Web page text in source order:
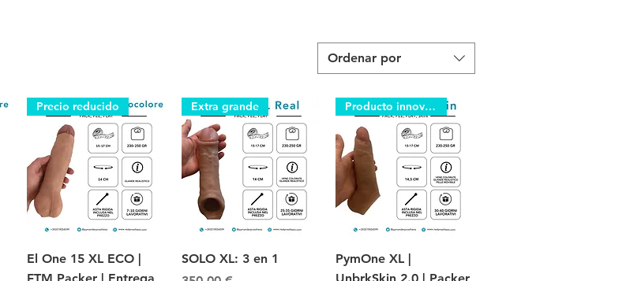
Ordenar por
Vista rápida
Precio reducido
El One 15 XL ECO |
FTM Packer | Entrega
Vista rápida
Extra grande
SOLO XL: 3 en 1
Vista rápida
Producto innovador
PymOne XL |
UnbrkSkin 2.0 | Packer